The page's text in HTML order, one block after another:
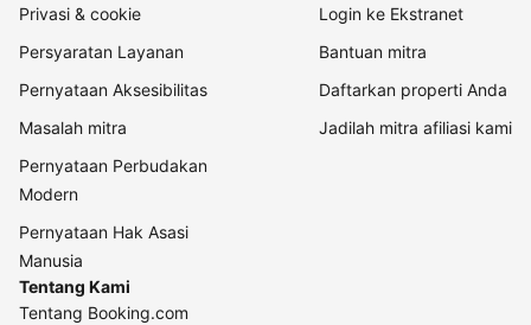
Privasi & cookie
Persyaratan Layanan
Pernyataan Aksesibilitas
Masalah mitra
Pernyataan Perbudakan
Modern
Pernyataan Hak Asasi
Manusia
Login ke Ekstranet
Bantuan mitra
Daftarkan properti Anda
Jadilah mitra afiliasi kami
Tentang Kami
Tentang Booking.com